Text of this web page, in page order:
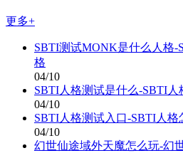
更多+
SBTI测试MONK是什么人格-
格
04/10
SBTI人格测试是什么-SBTI人
04/10
SBTI人格测试入口-SBTI人格
04/10
幻世仙途域外天魔怎么玩-幻